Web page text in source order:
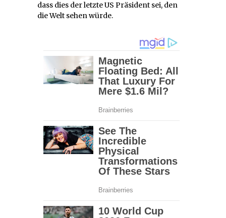
dass dies der letzte US Präsident sei, den
die Welt sehen würde.